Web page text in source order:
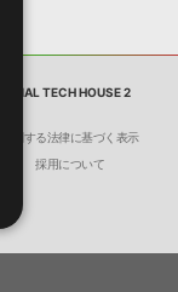
TECH HOUSE 2
関する法律に基づく表示
採用について